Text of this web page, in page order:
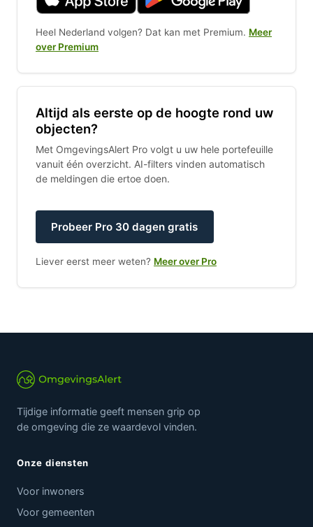
Heel Nederland volgen? Dat kan met Premium. Meer
over Premium
Altijd als eerste op de hoogte rond uw
objecten?
Met OmgevingsAlert Pro volgt u uw hele portefeuille
vanuit één overzicht. AI-filters vinden automatisch
de meldingen die ertoe doen.
Probeer Pro 30 dagen gratis
Liever eerst meer weten? Meer over Pro
Tijdige informatie geeft mensen grip op
de omgeving die ze waardevol vinden.
Onze diensten
Voor inwoners
Voor gemeenten